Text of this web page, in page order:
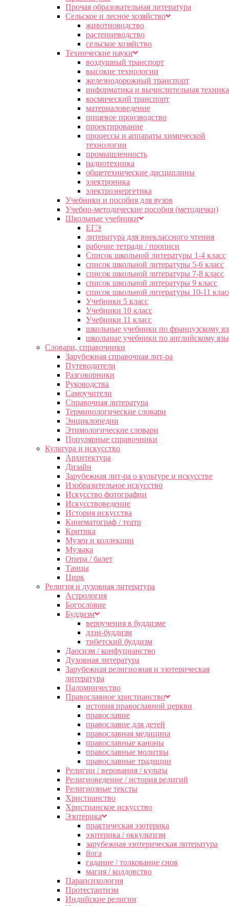
Прочая образовательная литература
Сельское и лесное хозяйство
животноводство
растениеводство
сельское хозяйство
Технические науки
воздушный транспорт
высокие технологии
железнодорожный транспорт
информатика и вычислительная техника
космический транспорт
материаловедение
пищевое производство
проектирование
процессы и аппараты химической
технологии
промышленность
радиотехника
общетехнические дисциплины
электроника
электроэнергетика
Учебники и пособия для вузов
Учебно-методические пособия (методички)
Школьные учебники
ЕГЭ
литература для внеклассного чтения
рабочие тетради / прописи
Список школьной литературы 1-4 класс
список школьной литературы 5-6 класс
список школьной литературы 7-8 класс
список школьной литературы 9 класс
список школьной литературы 10-11
Учебники 5 класс
Учебники 10 класс
Учебники 11 класс
школьные учебники по французскому
школьные учебники по английскому
Словари, справочники
Зарубежная справочная лит-ра
Путеводители
Разговорники
Руководства
Самоучители
Справочная литература
Терминологические словари
Энциклопедии
Этимологические словари
Популярные справочники
Культура и искусство
Архитектура
Дизайн
Зарубежная лит-ра о культуре и искусстве
Изобразительное искусство
Искусство фотографии
Искусствоведение
История искусства
Кинематограф / театр
Критика
Музеи и коллекции
Музыка
Опера / балет
Танцы
Цирк
Религия и духовная литература
Астрология
Богословие
Буддизм
вероучения в буддизме
дзэн-буддизм
тибетский буддизм
Даосизм / конфуцианство
Духовная литература
Зарубежная религиозная и эзотерическая
литература
Паломничество
Православное христианство
история православной церкви
православие
православие для детей
православная медицина
православные каноны
православные молитвы
православные традиции
Религии / верования / культы
Религиоведение / история религий
Религиозные тексты
Христианство
Христианское искусство
Эзотерика
практическая эзотерика
эзотерика / оккультизм
зарубежная эзотерическая литература
йога
гадание / толкование снов
магия / колдовство
Парапсихология
Протестантизм
Индийские религии